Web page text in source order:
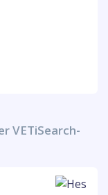
VETiSearch-